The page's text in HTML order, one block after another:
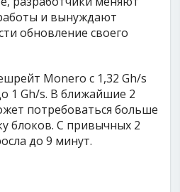
и вынуждают
обновление своего
Monero с 1,32 Gh/s
1 Gh/s. В ближайшие 2
потребоваться больше
блоков. С привычных 2
до 9 минут.